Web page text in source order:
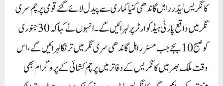
کانگریس لیڈر راہل گاندھی کنیا کماری سے پیدل لائے گئے قومی پرچم سری
نگر میں واقع پارٹی ہیڈکوارٹر پر لہرائیں گے ۔انہوں نے کہا کہ 30جنوری
کو صبح 10 بجے جب مسٹر راہل گاندھی سری نگر میں ترنگا لہرائیں گے ، اس
وقت ملک بھر میں کانگریس کے دفاتر میں پرچم کشائی کے پروگرام بھی